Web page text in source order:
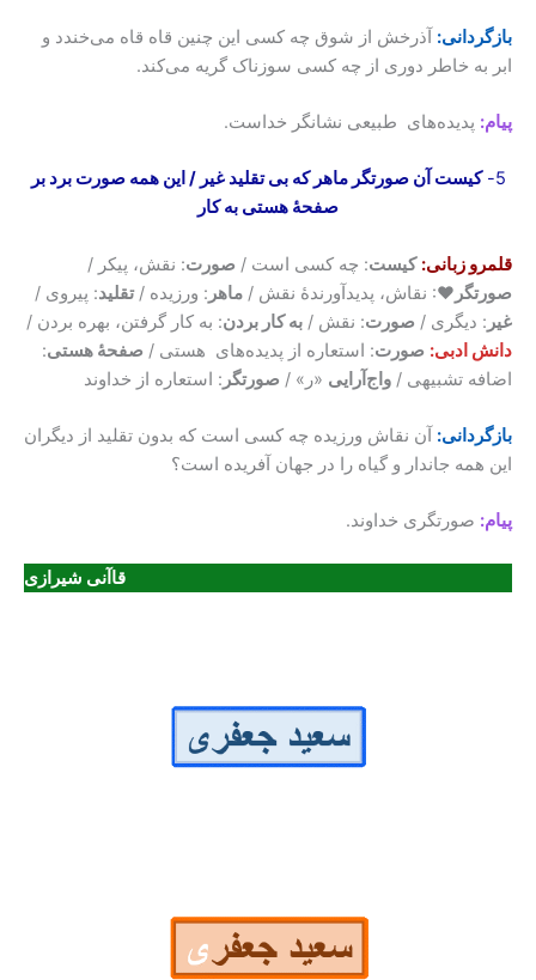
بازگردانی: آذرخش از شوق چه کسی این چنین قاه قاه می‌خندد و
ابر به خاطر دوری از چه کسی سوزناک گریه می‌کند.
پیام: پدیده‌های طبیعی نشانگر خداست.
5-
کیست آن صورتگر ماهر که بی تقلید غیر / این همه صورت برد بر
صفحۀ هستی به کار
قلمرو زبانی: کیست: چه کسی است / صورت: نقش، پیکر /
صورتگر ♥: نقاش، پدیدآورندۀ نقش / ماهر : ورزیده /تقلید: پیروی /
غیر : دیگری / صورت: نقش / به کار بردن: به کار گرفتن، بهره بردن /
دانش ادبی: صورت: استعاره از پدیده‌های هستی / صفحۀ هستی:
اضافه تشبیهی / واج‌آرایی «ر» / صورتگر : استعاره از خداوند
بازگردانی: آن نقاش ورزیده چه کسی است که بدون تقلید از دیگران
این همه جاندار و گیاه را در جهان آفریده است؟
پیام: صورتگری خداوند.
قاآنی شیرازی